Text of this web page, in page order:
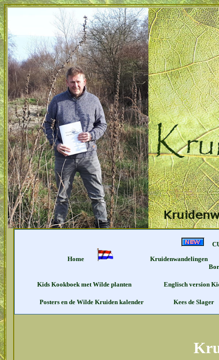
Home
Kruidenwandelingen
Kids Kookboek met Wilde planten Englisch version
Posters en de Wilde Kruiden kalender Kees de Slager